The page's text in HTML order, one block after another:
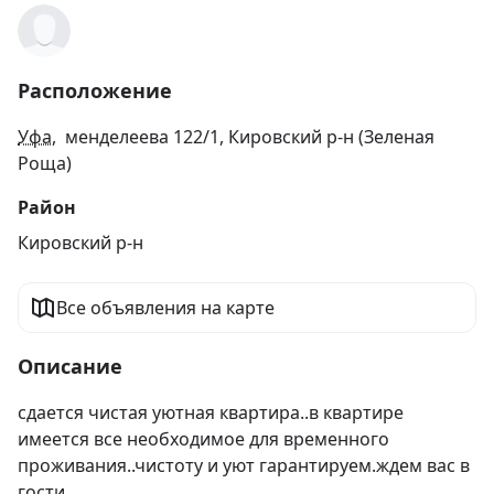
Расположение
Уфа, менделеева 122/1, Кировский р-н (Зеленая
Роща)
Район
Кировский р-н
Все объявления на карте
Описание
сдается чистая уютная квартира..в квартире
имеется все необходимое для временного
проживания..чистоту и уют гарантируем.ждем вас в